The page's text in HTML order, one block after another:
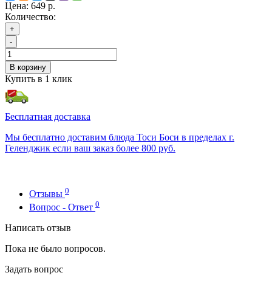
Цена: 649 р.
Количество:
+
-
В корзину
Купить в 1 клик
Бесплатная доставка
Мы бесплатно доставим блюда Тоси Боси в пределах г.
Геленджик если ваш заказ более 800 руб.
Отзывы 0
Вопрос - Ответ 0
Написать отзыв
Пока не было вопросов.
Задать вопрос